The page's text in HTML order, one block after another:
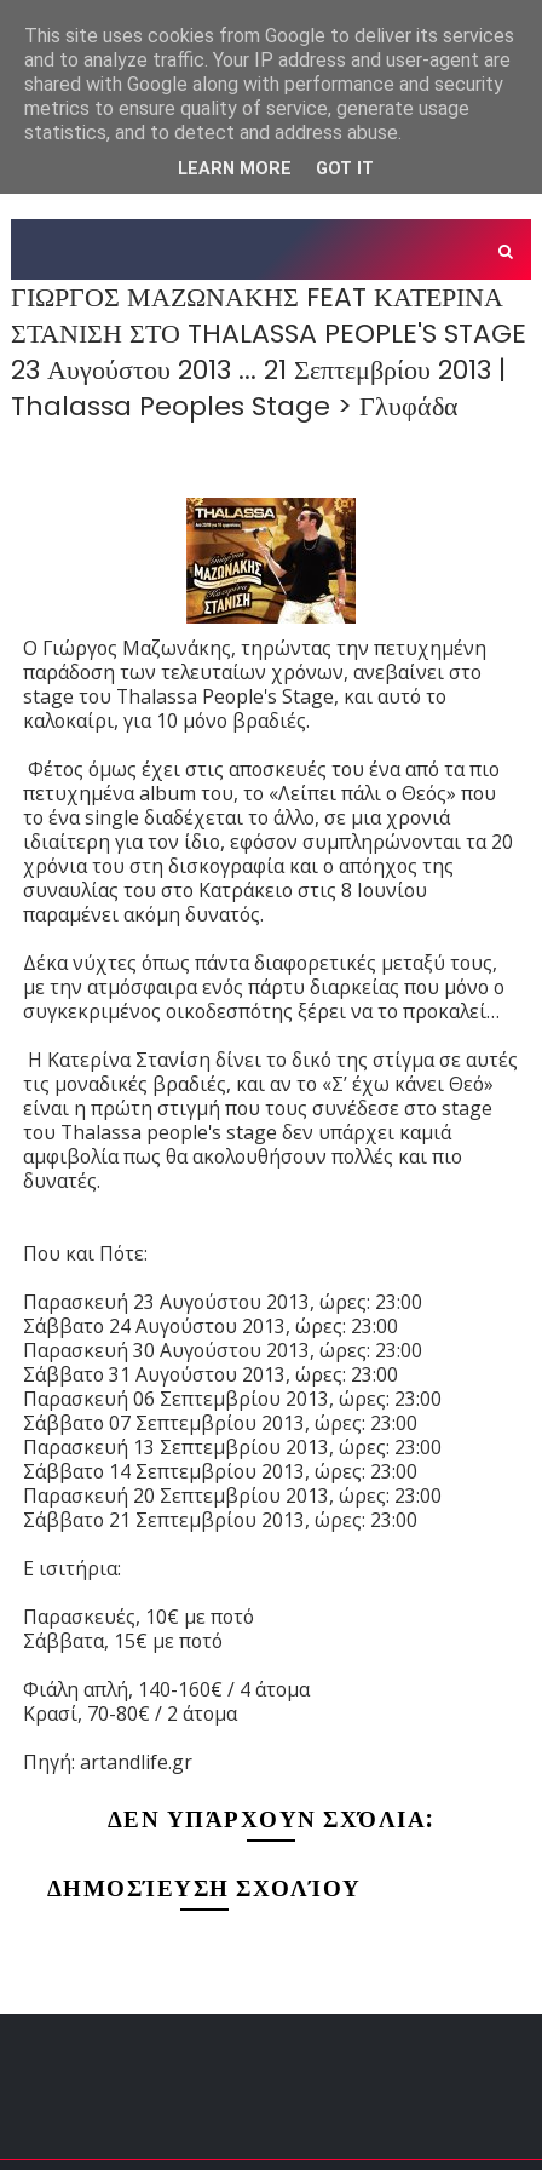
ΓΙΩΡΓΟΣ ΜΑΖΩΝΑΚΗΣ FEAT ΚΑΤΕΡΙΝΑ
ΣΤΑΝΙΣΗ ΣΤΟ THALASSA PEOPLE'S STAGE
23 Αυγούστου 2013 ... 21 Σεπτεμβρίου 2013 |
Thalassa Peoples Stage > Γλυφάδα
Ο Γιώργος Μαζωνάκης, τηρώντας την πετυχημένη
παράδοση των τελευταίων χρόνων, ανεβαίνει στο
stage του Thalassa People's Stage, και αυτό το
καλοκαίρι, για 10 μόνο βραδιές.
Φέτος όμως έχει στις αποσκευές του ένα από τα πιο
πετυχημένα album του, το «Λείπει πάλι ο Θεός» που
το ένα single διαδέχεται το άλλο, σε μια χρονιά
ιδιαίτερη για τον ίδιο, εφόσον συμπληρώνονται τα 20
χρόνια του στη δισκογραφία και ο απόηχος της
συναυλίας του στο Κατράκειο στις 8 Ιουνίου
παραμένει ακόμη δυνατός.
Δέκα νύχτες όπως πάντα διαφορετικές μεταξύ τους,
με την ατμόσφαιρα ενός πάρτυ διαρκείας που μόνο ο
συγκεκριμένος οικοδεσπότης ξέρει να το προκαλεί…
Η Κατερίνα Στανίση δίνει το δικό της στίγμα σε αυτές
τις μοναδικές βραδιές, και αν το «Σ’ έχω κάνει Θεό»
είναι η πρώτη στιγμή που τους συνέδεσε στο stage
του Τhalassa people's stage δεν υπάρχει καμιά
αμφιβολία πως θα ακολουθήσουν πολλές και πιο
δυνατές.
Που και Πότε:
Παρασκευή 23 Αυγούστου 2013, ώρες: 23:00
Σάββατο 24 Αυγούστου 2013, ώρες: 23:00
Παρασκευή 30 Αυγούστου 2013, ώρες: 23:00
Σάββατο 31 Αυγούστου 2013, ώρες: 23:00
Παρασκευή 06 Σεπτεμβρίου 2013, ώρες: 23:00
Σάββατο 07 Σεπτεμβρίου 2013, ώρες: 23:00
Παρασκευή 13 Σεπτεμβρίου 2013, ώρες: 23:00
Σάββατο 14 Σεπτεμβρίου 2013, ώρες: 23:00
Παρασκευή 20 Σεπτεμβρίου 2013, ώρες: 23:00
Σάββατο 21 Σεπτεμβρίου 2013, ώρες: 23:00
Ε ισιτήρια:
Παρασκευές, 10€ με ποτό
Σάββατα, 15€ με ποτό
Φιάλη απλή, 140-160€ / 4 άτομα
Κρασί, 70-80€ / 2 άτομα
Πηγή: artandlife.gr
ΔΕΝ ΥΠΆΡΧΟΥΝ ΣΧΌΛΙΑ:
ΔΗΜΟΣΊΕΥΣΗ ΣΧΟΛΊΟΥ
This site uses cookies from Google to deliver its services
and to analyze traffic. Your IP address and user-agent are
shared with Google along with performance and security
metrics to ensure quality of service, generate usage
statistics, and to detect and address abuse.
LEARN MORE GOT IT